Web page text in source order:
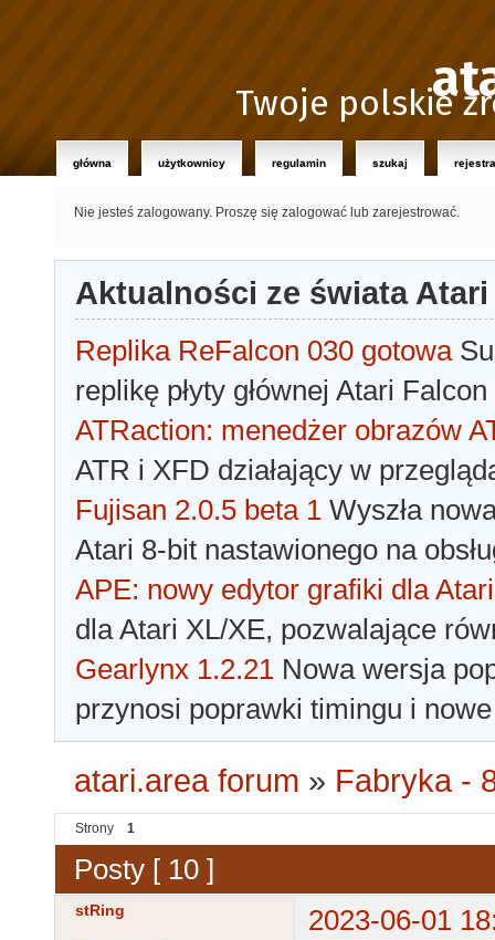
Twoje polskie
główna użytkownicy regulamin szukaj
Nie jesteś zalogowany. Proszę się zalogować lub zarejestrować.
Aktualności ze świata Atari
Replika ReFalcon 030 gotowa
replikę płyty głównej Atari
ATRaction: menedżer obrazów
ATR i XFD działający w
Fujisan 2.0.5 beta 1 Wyszła
Atari 8-bit nastawionego na
APE: nowy edytor grafiki dla Atari
dla Atari XL/XE, pozwalające
Gearlynx 1.2.21 Nowa wersja
przynosi poprawki timingu i
atari.area forum » Fabryka -
Strony 1
Posty [ 10 ]
stRing 2023-06-01